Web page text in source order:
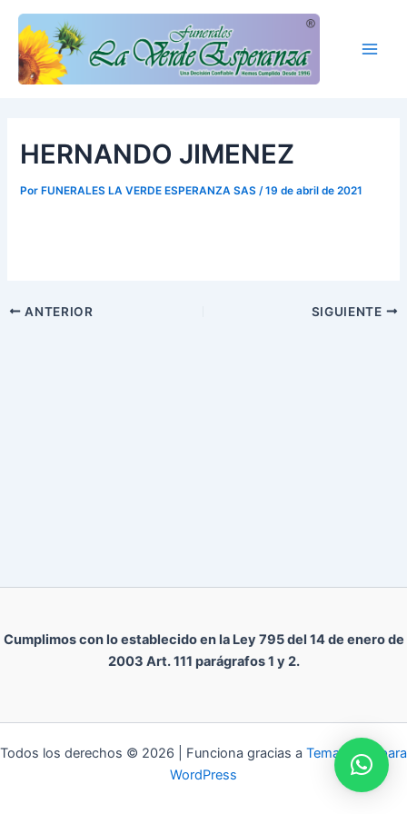
contenido
HERNANDO JIMENEZ
Por FUNERALES LA VERDE ESPERANZA SAS/19 de abril de 2021
ANTERIOR SIGUIENTE
Cumplimos con lo establecido en la Ley 795 del 14 de enero de
2003 Art. 111 parágrafos 1 y 2.
Todos los derechos © 2026 | Funciona gracias a Tema Astra para
WordPress